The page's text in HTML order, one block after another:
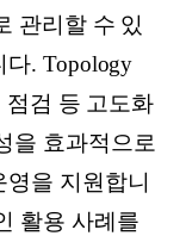
관리할 수 있
. Topology
점검 등 고도화
을 효과적으로
을 지원합니
활용 사례를